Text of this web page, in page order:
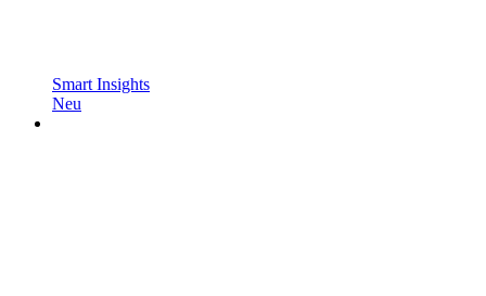
Smart Insights
Neu